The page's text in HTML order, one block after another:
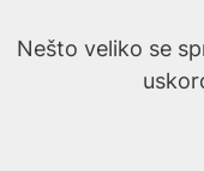
Nešto veliko se